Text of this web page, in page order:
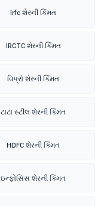
Irfc શેરની કિંમત
IRCTC શેરની કિંમત
વિપ્રો શેરની કિંમત
ટાટા સ્ટીલ શેરની કિંમત
HDFC શેરની કિંમત
ઇન્ફોસિસ શેરની કિંમત